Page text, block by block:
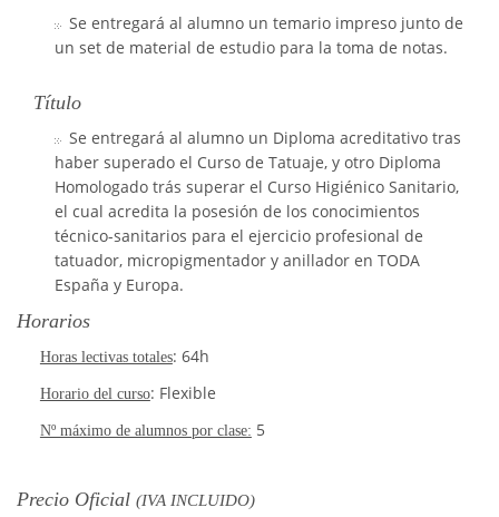
Se entregará al alumno un temario impreso junto de
un set de material de estudio para la toma de notas.
Título
Se entregará al alumno un Diploma acreditativo tras
haber superado el Curso de Tatuaje, y otro Diploma
Homologado trás superar el Curso Higiénico Sanitario,
el cual acredita la posesión de los conocimientos
técnico-sanitarios para el ejercicio profesional de
tatuador, micropigmentador y anillador en TODA
España y Europa.
Horarios
Horas lectivas totales: 64h
Horario del curso: Flexible
Nº máximo de alumnos por clase: 5
Precio Oficial (IVA INCLUIDO)